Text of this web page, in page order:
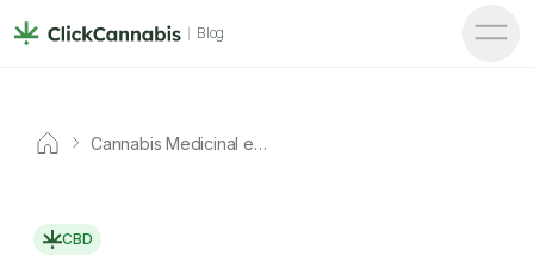
Blog
Cannabis Medicinal e
CBD